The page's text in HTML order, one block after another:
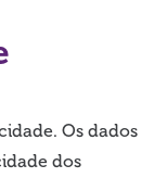
Os dados
dos